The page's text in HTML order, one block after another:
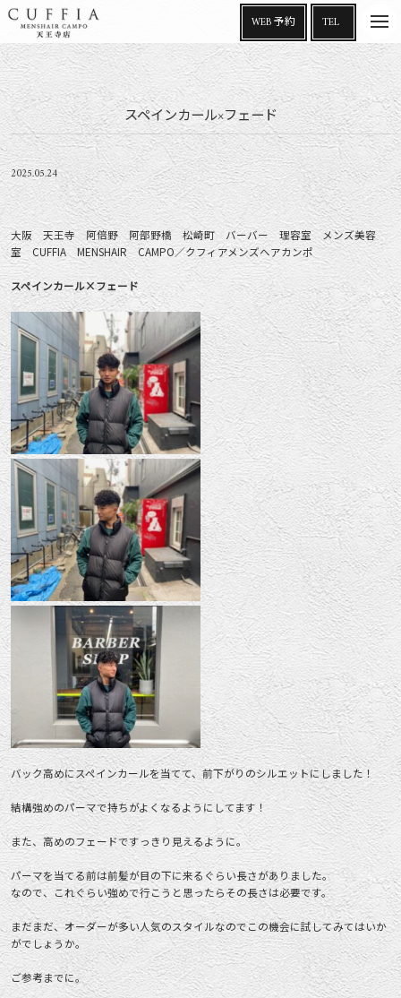
スペインカール×フェード
2025.05.24
大阪 天王寺 阿倍野 阿部野橋 松崎町 バーバー 理容室 メンズ美容
室 CUFFIA MENSHAIR CAMPO／クフィアメンズヘアカンポ
スペインカール×フェード
バック高めにスペインカールを当てて、前下がりのシルエットにしました！
結構強めのパーマで持ちがよくなるようにしてます！
また、高めのフェードですっきり見えるように。
パーマを当てる前は前髪が目の下に来るぐらい長さがありました。
なので、これぐらい強めで行こうと思ったらその長さは必要です。
まだまだ、オーダーが多い人気のスタイルなのでこの機会に試してみてはいか
がでしょうか。
ご参考までに。
t
o
g
a
v
g
a
t
i
n
WEB 予約 TEL